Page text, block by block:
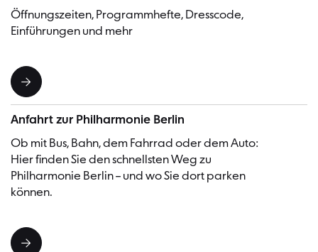
Öffnungszeiten, Programmhefte, Dresscode,
Einführungen und mehr
Anfahrt zur Philharmonie Berlin
Ob mit Bus, Bahn, dem Fahrrad oder dem Auto:
Hier finden Sie den schnellsten Weg zu
Philharmonie Berlin – und wo Sie dort parken
können.